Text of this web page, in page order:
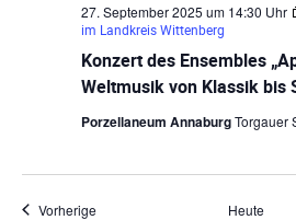
Konzert des Ensembles
Weltmusik von Klassik bis
27. September 2025 um 14:30 Uhr
im Landkreis Wittenberg
Porzellaneum AnnaburgTorgauer
VorherigeVeranstaltungen Heute